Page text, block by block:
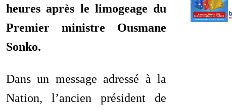
heures après le limogeage du
Premier ministre Ousmane
Sonko.
Dans un message adressé à la
Nation, l’ancien président de